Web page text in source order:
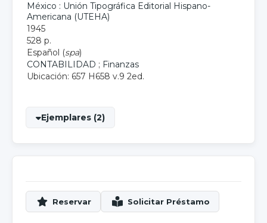
México : Unión Tipográfica Editorial Hispano-
Americana (UTEHA)
1945
528 p.
Español (spa)
CONTABILIDAD ; Finanzas
Ubicación: 657 H658 v.9 2ed.
Ejemplares (2)